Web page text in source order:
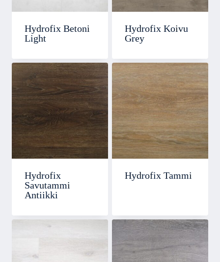
Hydrofix Betoni
Light
Hydrofix Koivu
Grey
Hydrofix
Savutammi
Antiikki
Hydrofix Tammi